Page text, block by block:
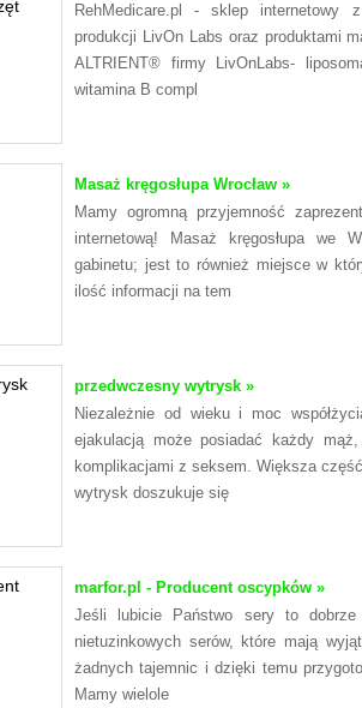
RehMedicare.pl - sklep internetowy
produkcji LivOn Labs oraz produktami
ALTRIENT® firmy LivOnLabs-
witamina B compl
Masaż kręgosłupa Wrocław »
Mamy ogromną przyjemność
internetową! Masaż kręgosłupa we
gabinetu; jest to również miejsce w
ilość informacji na tem
przedwczesny wytrysk »
Niezależnie od wieku i moc
ejakulacją może posiadać każdy
komplikacjami z seksem. Większa
wytrysk doszukuje się
marfor.pl - Producent oscypków »
Jeśli lubicie Państwo sery to
nietuzinkowych serów, które mają
żadnych tajemnic i dzięki temu
Mamy wielole